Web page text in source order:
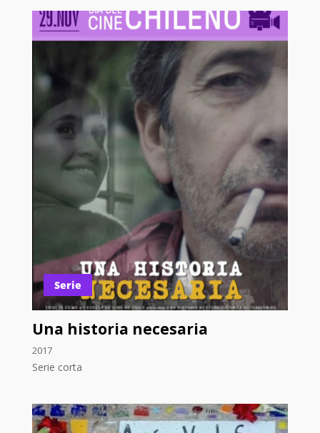
Serie
Una historia necesaria
2017
Serie corta